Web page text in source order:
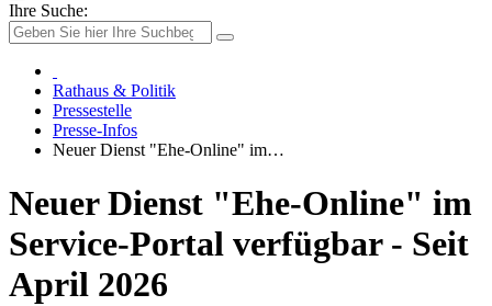
Ihre Suche:
Rathaus & Politik
Pressestelle
Presse-Infos
Neuer Dienst "Ehe-Online" im…
Neuer Dienst "Ehe-Online" im
Service-Portal verfügbar - Seit
April 2026